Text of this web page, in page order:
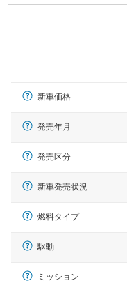
新車価格
発売年月
発売区分
新車発売状況
燃料タイプ
駆動
ミッション